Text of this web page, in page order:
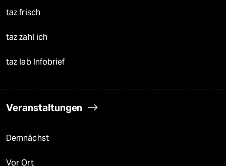
taz frisch
taz zahl ich
taz lab Infobrief
Veranstaltungen
Demnächst
Vor Ort